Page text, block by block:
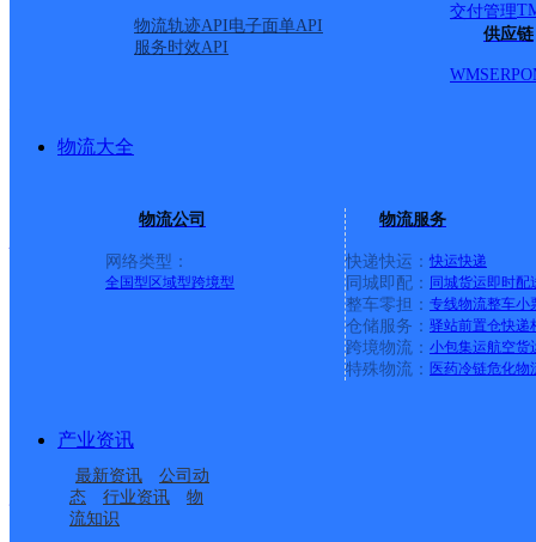
物流轨迹API电子面单API
服务时效API
交付管理
供应链
WMSERP
物流大全
物流公司
网络类型：
全国型 区域型跨境型
物流服务
快递快运： 快运快递
同城即配： 同城货运即时配
整车零担： 专线物流整车小
仓储服务： 驿站前置仓快递
跨境物流： 小包集运航空货
特殊物流： 医药冷链危化物
产业资讯
最新资讯
公司动
态
行业资讯
物
流知识
顺丰速运 更多号码
地址
城市街道迎宾路162号
派送范围:全境
便利店顺东超市
更多号码地址
双城区双城镇堡旭大道